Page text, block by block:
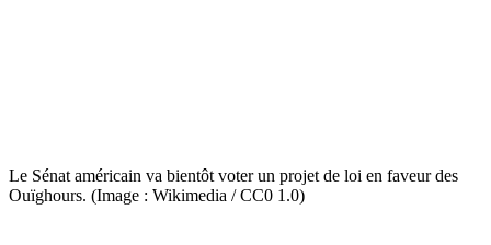
Le Sénat américain va bientôt voter un projet de loi en faveur des
Ouïghours. (Image : Wikimedia / CC0 1.0)